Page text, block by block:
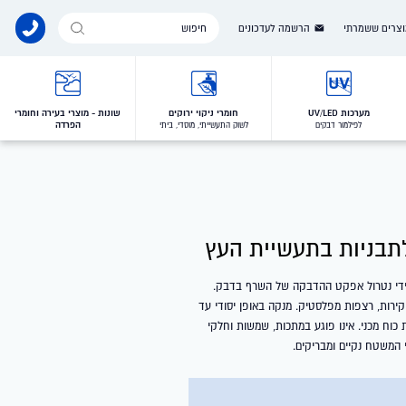
ששמרתי הרשמה לעדכונים
search
מערכות UV/LED
לפילמור דבקים
חומרי ניקוי ירוקים
לשוק התעשייתי, מוסדי, ביתי
שונות - מוצרי בעירה וחומרי
הפרדה
בתעשיית העץ
נטרול אפקט ההדבקה של השרף בדבק.
רצפות מפלסטיק. מנקה באופן יסודי עד
מכני. אינו פוגע במתכות, שמשות וחלקי
נקיים ומבריקים.